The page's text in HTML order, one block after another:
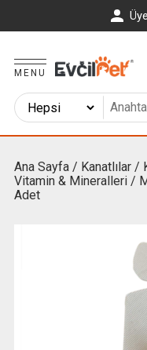
MENU
Ana Sayfa/ Kanatlılar/
Vitamin & Mineralleri/
Adet